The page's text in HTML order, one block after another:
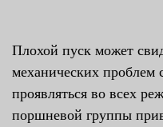
Плохой пуск может
механических проблем
проявляться во всех
поршневой группы